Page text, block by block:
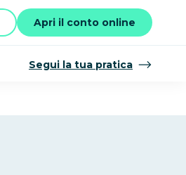
Apri il conto online
Segui la tua pratica